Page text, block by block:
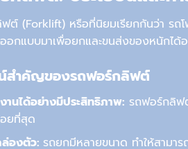
ต์ (Forklift) หรือที่นิยมเรียกกันว่า รถ
อกแบบมาเพื่อยกและขนส่งของหนักได้
น์สำคัญของรถฟอร์กลิฟต์
งานได้อย่างมีประสิทธิภาพ: รถฟอร์กลิ
ยที่สุด
องตัว: รถยกมีหลายขนาด ทำให้สามา